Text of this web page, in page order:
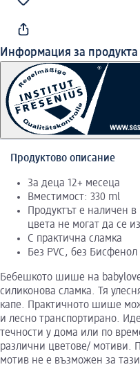
Информация за продукта
Продуктово описание
За деца 12+ месеца
Вместимост: 330 ml
Продуктът е наличен
цвета не могат да се
С практична сламка
Без PVC, без Бисфенол
Бебешкото шише на
силиконова сламка. Тя
капе. Практичното шише
и лесно транспортирано.
течности у дома или по
различни цветове/ мотиви.
мотив не е възможен за